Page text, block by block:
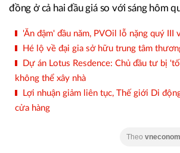
đồng ở cả hai đầu giá so với sáng hôm
'Ăn đậm' đầu năm, PVOil lỗ nặng quý III
Hé lộ về đại gia sở hữu trung tâm
Dự án Lotus Resdence: Chủ đầu tư bị
không thể xây nhà
Lợi nhuận giảm liên tục, Thế giới Di
cửa hàng
Theo